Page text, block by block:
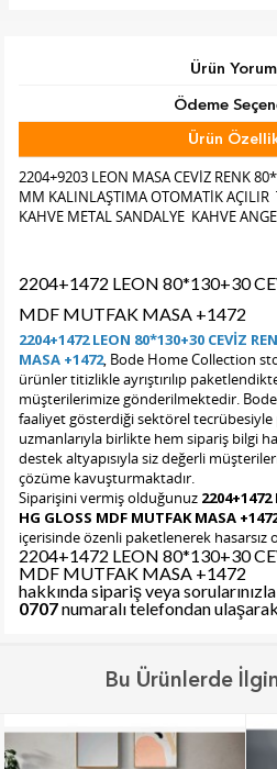
Ürün
Ürün
Ödeme
Tab
2204+9203 LEON MASA CEVİZ RENK
MM KALINLAŞTIMA OTOMATİK AÇILIR
KAHVE METAL SANDALYE KAHVE
2204+1472 LEON 80*130+30
MDF MUTFAK MASA +1472
2204+1472 LEON 80*130+30 CEVİZ
MASA +1472, Bode Home Collection
ürünler titizlikle ayrıştırılıp
müşterilerimize gönderilmektedir.
faaliyet gösterdiği sektörel
uzmanlarıyla birlikte hem sipariş bilgi
destek altyapısıyla siz değerli
çözüme kavuşturmaktadır.
Siparişini vermiş olduğunuz 2204+1472
HG GLOSS MDF MUTFAK MASA
içerisinde özenli paketlenerek hasarsız
2204+1472 LEON 80*130+30
MDF MUTFAK MASA +1472
hakkında sipariş veya
0707numaralı telefondan
Bu Ürünlerde